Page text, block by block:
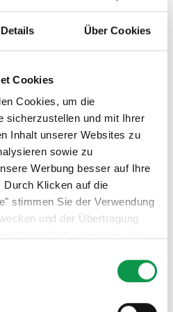
Details Über Cookies
Cookies
Cookies, um die
sicherzustellen und mit Ihrer
Inhalt unserer Websites zu
sowie zu
Werbung besser auf Ihre
Klicken auf die
stimmen Sie der Verwendung
und der Übertragung
und Werbenetzwerken
Diese Zustimmung ist freiwillig
Herzen liegt, zeigen wir
CO₂-Ausgleich.
Wert auf die Qualität
Gleichzeitig ist uns
Viac